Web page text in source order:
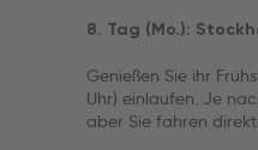
8. Tag (Mo.):
Genießen Sie ihr
Uhr) einlaufen. Je
aber Sie fahren